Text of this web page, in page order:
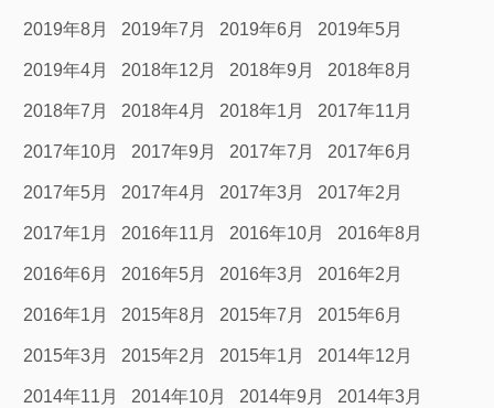
2019年8月 2019年7月 2019年6月 2019年5月
2019年4月 2018年12月 2018年9月 2018年8月
2018年7月 2018年4月 2018年1月 2017年11月
2017年10月 2017年9月 2017年7月 2017年6月
2017年5月 2017年4月 2017年3月 2017年2月
2017年1月 2016年11月 2016年10月 2016年8月
2016年6月 2016年5月 2016年3月 2016年2月
2016年1月 2015年8月 2015年7月 2015年6月
2015年3月 2015年2月 2015年1月 2014年12月
2014年11月 2014年10月 2014年9月 2014年3月